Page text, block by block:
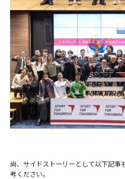
尚、サイドストーリーとして以下記
考ください。